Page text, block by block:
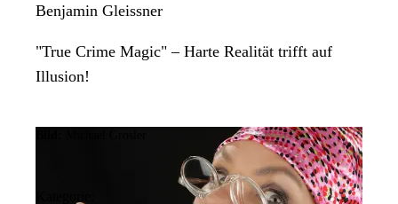
Benjamin Gleissner
"True Crime Magic" – Harte Realität trifft auf
Illusion!